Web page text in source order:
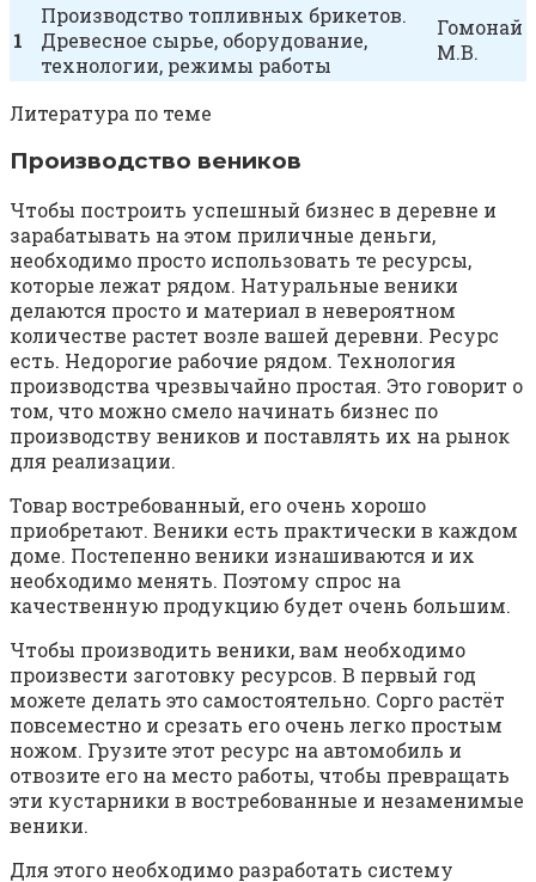
1
Производство топливных брикетов.
Древесное сырье, оборудование,
технологии, режимы работы
Гомонай
М.В.
Литература по теме
Производство веников
Чтобы построить успешный бизнес в деревне и
зарабатывать на этом приличные деньги,
необходимо просто использовать те ресурсы,
которые лежат рядом. Натуральные веники
делаются просто и материал в невероятном
количестве растет возле вашей деревни. Ресурс
есть. Недорогие рабочие рядом. Технология
производства чрезвычайно простая. Это говорит о
том, что можно смело начинать бизнес по
производству веников и поставлять их на рынок
для реализации.
Товар востребованный, его очень хорошо
приобретают. Веники есть практически в каждом
доме. Постепенно веники изнашиваются и их
необходимо менять. Поэтому спрос на
качественную продукцию будет очень большим.
Чтобы производить веники, вам необходимо
произвести заготовку ресурсов. В первый год
можете делать это самостоятельно. Сорго растёт
повсеместно и срезать его очень легко простым
ножом. Грузите этот ресурс на автомобиль и
отвозите его на место работы, чтобы превращать
эти кустарники в востребованные и незаменимые
веники.
Для этого необходимо разработать систему